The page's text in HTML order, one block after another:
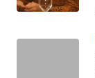
RIAU